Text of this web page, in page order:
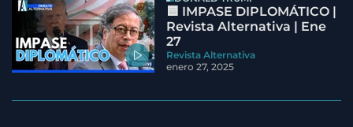
🟦 IMPASE DIPLOMÁTICO |
Revista Alternativa | Ene
27
Revista Alternativa
enero 27, 2025